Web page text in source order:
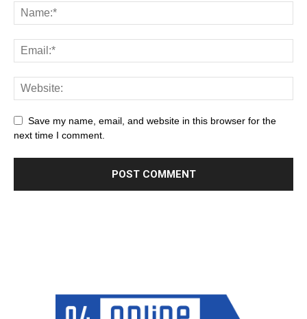
Save my name, email, and website in this browser for the
next time I comment.